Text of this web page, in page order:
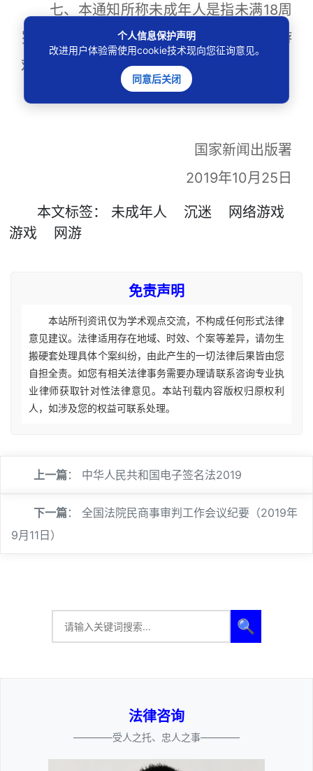
七、本通知所称未成年人是指未满18周
岁的公民，所称网络游戏企业含提供网络游
戏服务的平台。
国家新闻出版署
2019年10月25日
本文标签： 未成年人 沉迷
网络游戏
游戏
网游
免责声明
本站所刊资讯仅为学术观点交流，不构成任何形式法律
意见建议。法律适用存在地域、时效、个案等差异，请勿生
搬硬套处理具体个案纠纷，由此产生的一切法律后果皆由您
自担全责。如您有相关法律事务需要办理请联系咨询专业执
业律师获取针对性法律意见。本站刊载内容版权归原权利
人，如涉及您的权益可联系处理。
上一篇： 中华人民共和国电子签名法2019
下一篇： 全国法院民商事审判工作会议纪要（2019年
9月11日）
🔍
法律咨询
————受人之托、忠人之事————
个人信息保护声明
改进用户体验需使用cookie技术现向您征询意见。
同意后关闭